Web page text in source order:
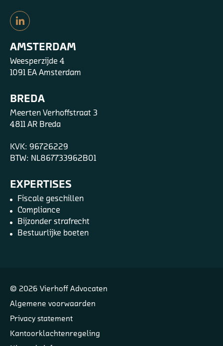
AMSTERDAM
Weesperzijde 4
1091 EA Amsterdam
BREDA
Meerten Verhoffstraat 3
4811 AR Breda
KVK: 96726229
BTW: NL867733962B01
EXPERTISES
Fiscale geschillen
Compliance
Bijzonder strafrecht
Bestuurlijke boeten
© 2026 Vierhoff Advocaten
Algemene voorwaarden
Privacy statement
Kantoorklachtenregeling